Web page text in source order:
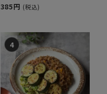
385円 (税込)